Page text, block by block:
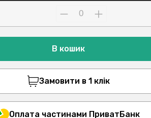
В кошик
Замовити в 1 клік
Оплата частинами ПриватБанк